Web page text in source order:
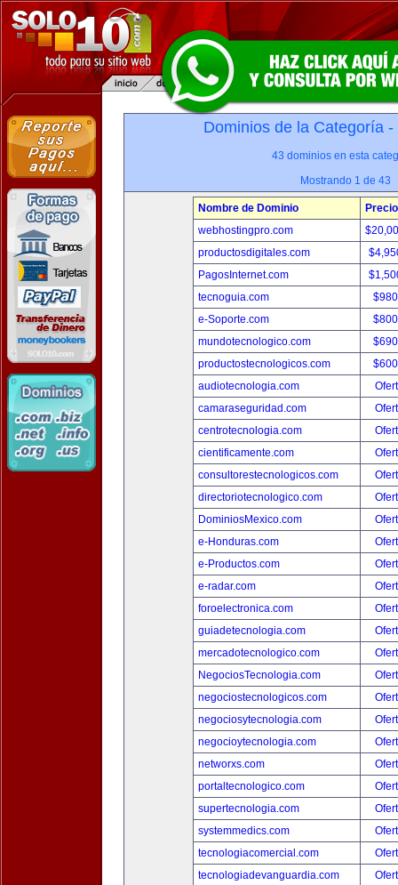
Dominios de la Categoría -
43 dominios en esta
Mostrando 1 de 43
Nombre de Dominio
Precio
webhostingpro.com
productosdigitales.com
PagosInternet.com
tecnoguia.com
e-Soporte.com
mundotecnologico.com
productostecnologicos.com
audiotecnologia.com
camaraseguridad.com
centrotecnologia.com
cientificamente.com
consultorestecnologicos.com
directoriotecnologico.com
DominiosMexico.com
e-Honduras.com
e-Productos.com
e-radar.com
foroelectronica.com
guiadetecnologia.com
mercadotecnologico.com
NegociosTecnologia.com
negociostecnologicos.com
negociosytecnologia.com
negocioytecnologia.com
networxs.com
portaltecnologico.com
supertecnologia.com
systemmedics.com
tecnologiacomercial.com
tecnologiadevanguardia.com